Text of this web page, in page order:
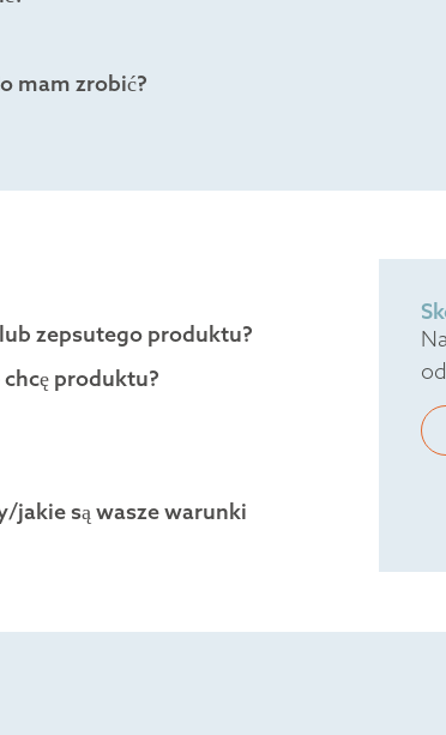
mam zrobić?
zepsutego produktu?
produktu?
jakie są wasze warunki